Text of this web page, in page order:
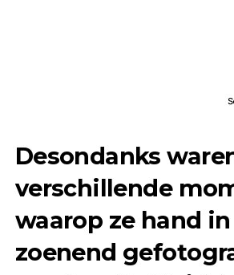
Desondanks
verschillende
waarop ze hand
zoenend